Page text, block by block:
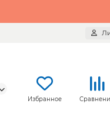
Избранное